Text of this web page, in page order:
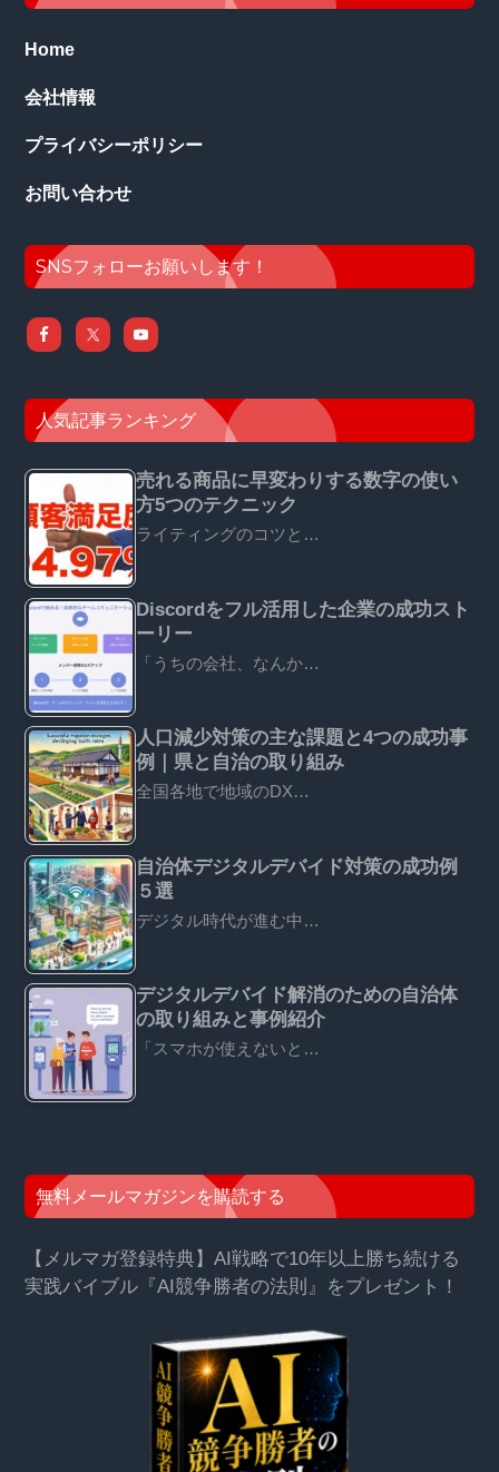
Home
会社情報
プライバシーポリシー
お問い合わせ
SNSフォローお願いします！
人気記事ランキング
売れる商品に早変わりする数字の使い
方5つのテクニック
ライティングのコツと…
Discordをフル活用した企業の成功スト
ーリー
「うちの会社、なんか…
人口減少対策の主な課題と4つの成功事
例｜県と自治の取り組み
全国各地で地域のDX…
自治体デジタルデバイド対策の成功例
５選
デジタル時代が進む中…
デジタルデバイド解消のための自治体
の取り組みと事例紹介
「スマホが使えないと…
無料メールマガジンを購読する
【メルマガ登録特典】AI戦略で10年以上勝ち続ける
実践バイブル『AI競争勝者の法則』をプレゼント！